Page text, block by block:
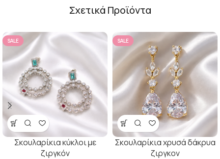
Σχετικά Προϊόντα
SALE
Σκουλαρίκια κύκλοι με
ζιργκόν
SALE
Σκουλαρίκια χρυσά δάκρυα
ζιργκον